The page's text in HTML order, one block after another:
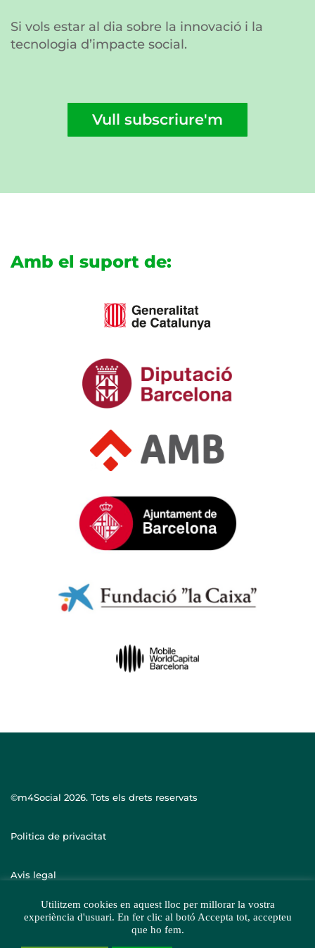
Si vols estar al dia sobre la innovació i la
tecnologia d’impacte social.
Vull subscriure'm
Amb el suport de:
©m4Social 2026. Tots els drets reservats
Politica de privacitat
Avis legal
Utilitzem cookies en aquest lloc per millorar la vostra
experiència d'usuari. En fer clic al botó Accepta tot, accepteu
que ho fem.